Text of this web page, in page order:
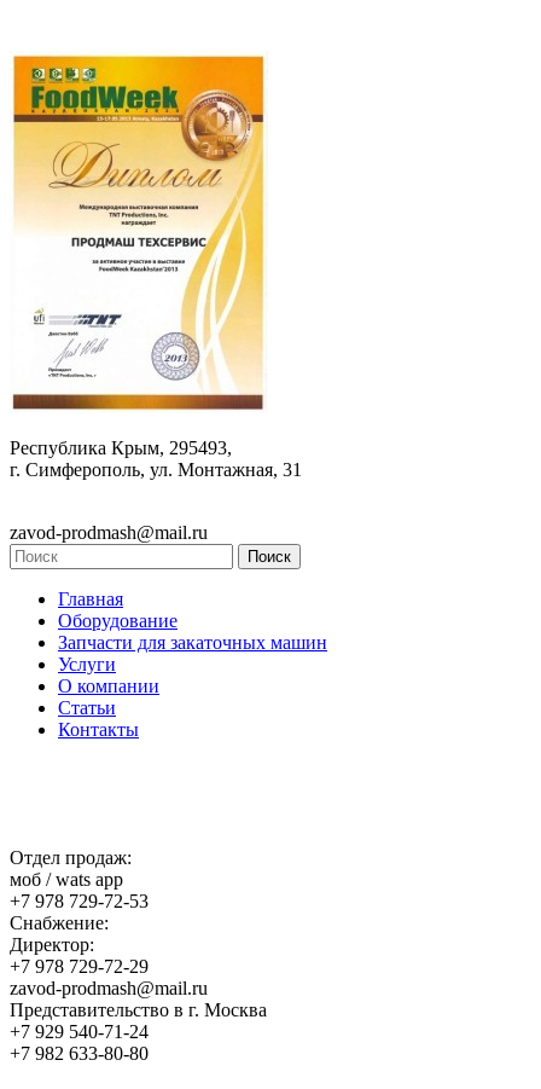
Республика Крым, 295493,
г. Симферополь, ул. Монтажная, 31
zavod-prodmash@mail.ru
Главная
Оборудование
Запчасти для закаточных машин
Услуги
О компании
Статьи
Контакты
Отдел продаж:
моб / wats app
+7 978 729-72-53
Снабжение:
Директор:
+7 978 729-72-29
zavod-prodmash@mail.ru
Представительство в г. Москва
+7 929 540-71-24
+7 982 633-80-80